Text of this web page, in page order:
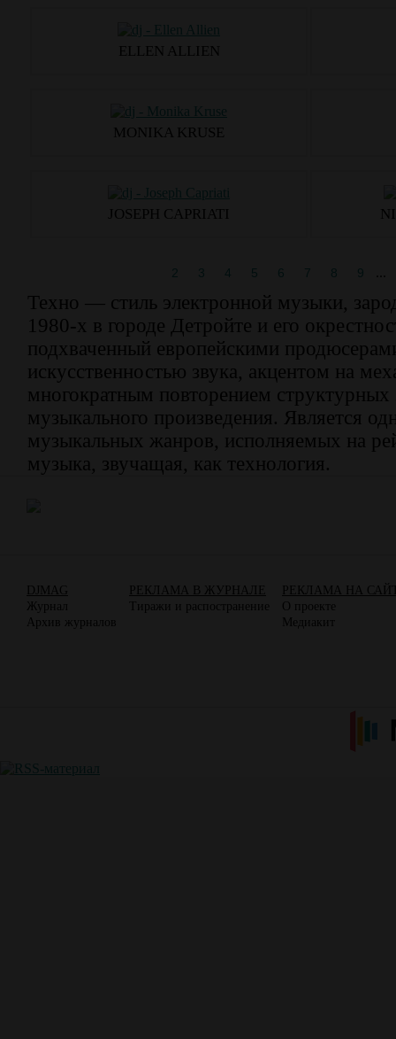
ELLEN ALLIEN
MONIKA KRUSE
JOSEPH CAPRIATI
2 3 4 5 6 7 8 9
Техно — стиль электронной музыки,
1980-х в городе Детройте и его
подхваченный европейскими
искусственностью звука, акцентом на
многократным повторением структурных
музыкального произведения. Является
музыкальных жанров, исполняемых на
музыка, звучащая, как технология.
DJMAG
Журнал
Архив журналов
РЕКЛАМА В ЖУРНАЛЕ
Тиражи и распостранение
РЕКЛАМА НА
О проекте
Медиакит